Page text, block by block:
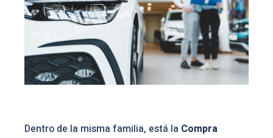
Dentro de la misma familia, está la Compra